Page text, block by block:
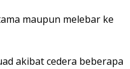
maupun melebar ke
akibat cedera beberapa